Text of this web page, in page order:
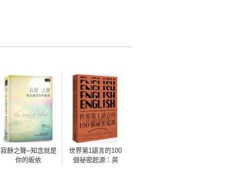
寂靜之聲─知念就是
你的皈依
世界第1語言的100
個祕密起源：英